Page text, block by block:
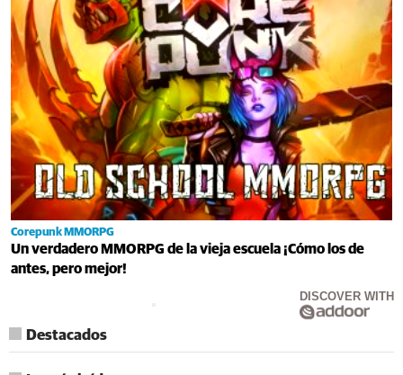
Corepunk MMORPG
Un verdadero MMORPG de la vieja escuela ¡Cómo los de
antes, pero mejor!
DISCOVER WITH
Destacados